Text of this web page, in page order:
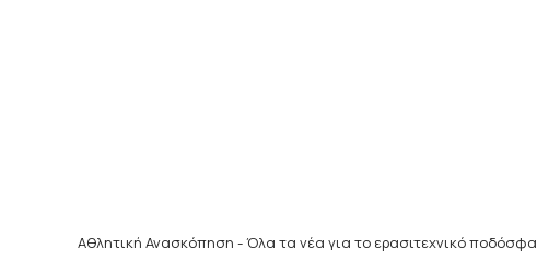
Αθλητική Ανασκόπηση - Όλα τα νέα για το ερασιτεχνικό